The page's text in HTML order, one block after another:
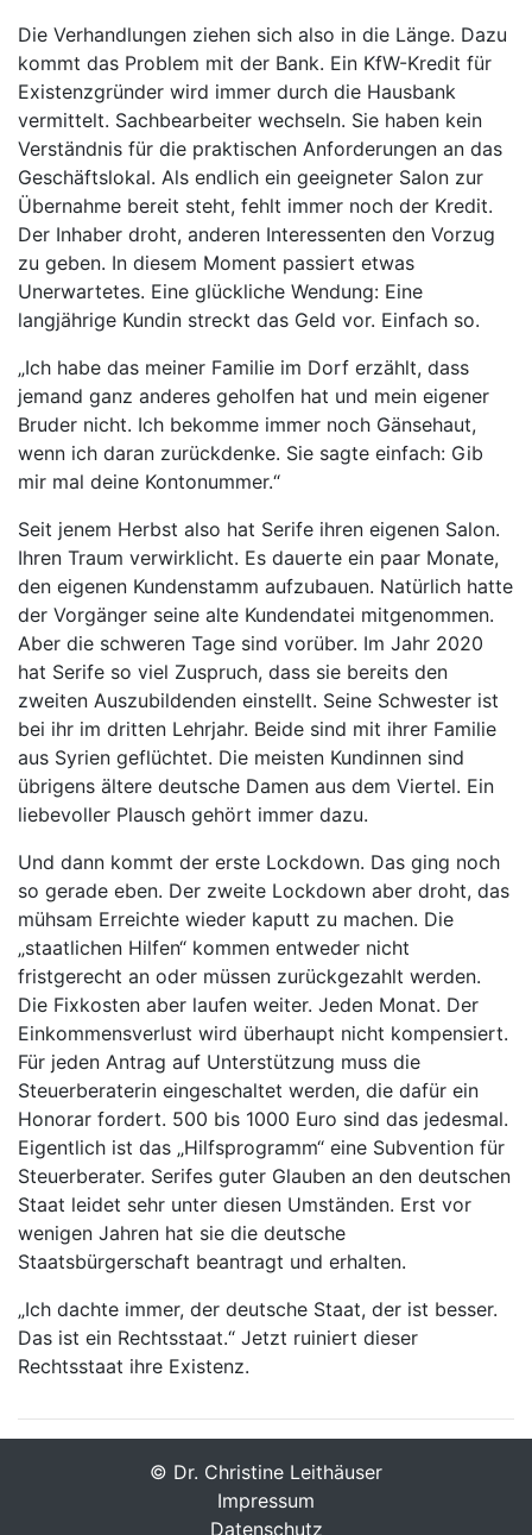
Die Verhandlungen ziehen sich also in die Länge. Dazu
kommt das Problem mit der Bank. Ein KfW-Kredit für
Existenzgründer wird immer durch die Hausbank
vermittelt. Sachbearbeiter wechseln. Sie haben kein
Verständnis für die praktischen Anforderungen an das
Geschäftslokal. Als endlich ein geeigneter Salon zur
Übernahme bereit steht, fehlt immer noch der Kredit.
Der Inhaber droht, anderen Interessenten den Vorzug
zu geben. In diesem Moment passiert etwas
Unerwartetes. Eine glückliche Wendung: Eine
langjährige Kundin streckt das Geld vor. Einfach so.
„Ich habe das meiner Familie im Dorf erzählt, dass
jemand ganz anderes geholfen hat und mein eigener
Bruder nicht. Ich bekomme immer noch Gänsehaut,
wenn ich daran zurückdenke. Sie sagte einfach: Gib
mir mal deine Kontonummer.“
Seit jenem Herbst also hat Serife ihren eigenen Salon.
Ihren Traum verwirklicht. Es dauerte ein paar Monate,
den eigenen Kundenstamm aufzubauen. Natürlich hatte
der Vorgänger seine alte Kundendatei mitgenommen.
Aber die schweren Tage sind vorüber. Im Jahr 2020
hat Serife so viel Zuspruch, dass sie bereits den
zweiten Auszubildenden einstellt. Seine Schwester ist
bei ihr im dritten Lehrjahr. Beide sind mit ihrer Familie
aus Syrien geflüchtet. Die meisten Kundinnen sind
übrigens ältere deutsche Damen aus dem Viertel. Ein
liebevoller Plausch gehört immer dazu.
Und dann kommt der erste Lockdown. Das ging noch
so gerade eben. Der zweite Lockdown aber droht, das
mühsam Erreichte wieder kaputt zu machen. Die
„staatlichen Hilfen“ kommen entweder nicht
fristgerecht an oder müssen zurückgezahlt werden.
Die Fixkosten aber laufen weiter. Jeden Monat. Der
Einkommensverlust wird überhaupt nicht kompensiert.
Für jeden Antrag auf Unterstützung muss die
Steuerberaterin eingeschaltet werden, die dafür ein
Honorar fordert. 500 bis 1000 Euro sind das jedesmal.
Eigentlich ist das „Hilfsprogramm“ eine Subvention für
Steuerberater. Serifes guter Glauben an den deutschen
Staat leidet sehr unter diesen Umständen. Erst vor
wenigen Jahren hat sie die deutsche
Staatsbürgerschaft beantragt und erhalten.
„Ich dachte immer, der deutsche Staat, der ist besser.
Das ist ein Rechtsstaat.“ Jetzt ruiniert dieser
Rechtsstaat ihre Existenz.
© Dr. Christine Leithäuser
Impressum
Datenschutz